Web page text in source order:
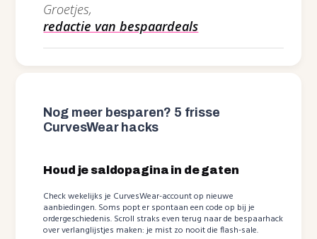
Groetjes,
redactie van bespaardeals
Nog meer besparen? 5 frisse
CurvesWear hacks
Houd je saldopagina in de gaten
Check wekelijks je CurvesWear-account op nieuwe
aanbiedingen. Soms popt er spontaan een code op bij je
ordergeschiedenis. Scroll straks even terug naar de bespaarhack
over verlanglijstjes maken: je mist zo nooit die flash-sale.